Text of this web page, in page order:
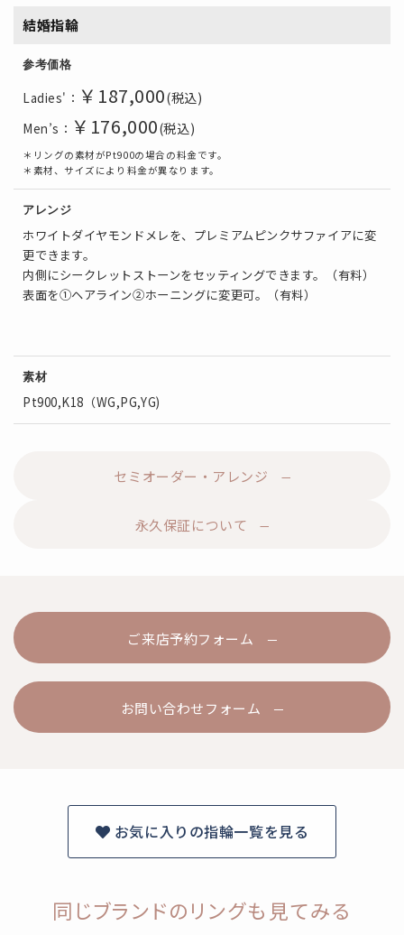
結婚指輪
参考価格
Ladies'： ￥187,000(税込)
Men’s： ￥176,000(税込)
＊リングの素材がPt900の場合の料金です。
＊素材、サイズにより料金が異なります。
アレンジ
ホワイトダイヤモンドメレを、プレミアムピンクサファイアに変
更できます。
内側にシークレットストーンをセッティングできます。（有料）
表面を①ヘアライン②ホーニングに変更可。（有料）
素材
Pt900,K18（WG,PG,YG)
セミオーダー・アレンジ
永久保証について
ご来店予約フォーム
お問い合わせフォーム
お気に入りの指輪一覧を見る
同じブランドのリングも見てみる